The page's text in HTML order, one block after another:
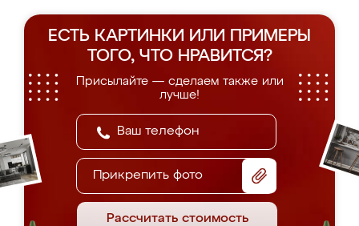
ЕСТЬ КАРТИНКИ ИЛИ ПРИМЕРЫ
ТОГО, ЧТО НРАВИТСЯ?
Присылайте — сделаем также или
лучше!
Прикрепить фото
Рассчитать стоимость